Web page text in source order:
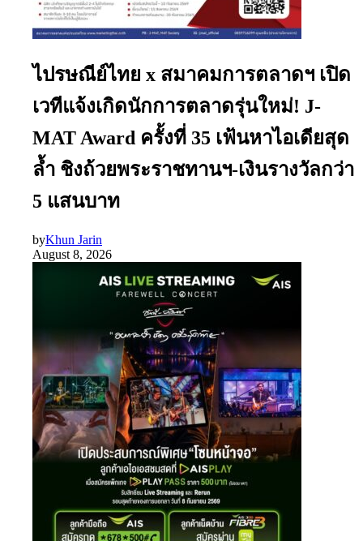
ไปรษณีย์ไทย x สมาคมการตลาดฯ เปิด
เวทีแจ้งเกิดนักการตลาดรุ่นใหม่! J-
MAT Award ครั้งที่ 35 เฟ้นหาไอเดียสุด
ล้ำ ชิงถ้วยพระราชทานฯ-เงินรางวัลกว่า
5 แสนบาท
byKhun Jarin
August 8, 2026